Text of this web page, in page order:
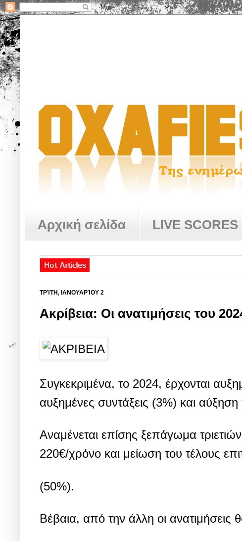
Αρχική σελίδα LIVE
ΤΡΊΤΗ, ΙΑΝΟΥΑΡΊΟΥ 2
Ακρίβεια: Οι ανατιμήσεις του
Συγκεκριμένα, το 2024, έρχονται
αυξημένες συντάξεις (3%) και
Αναμένεται επίσης ξεπάγωμα
220€/χρόνο και μείωση του τέλους
(50%).
Βέβαια, από την άλλη οι ανατιμήσεις